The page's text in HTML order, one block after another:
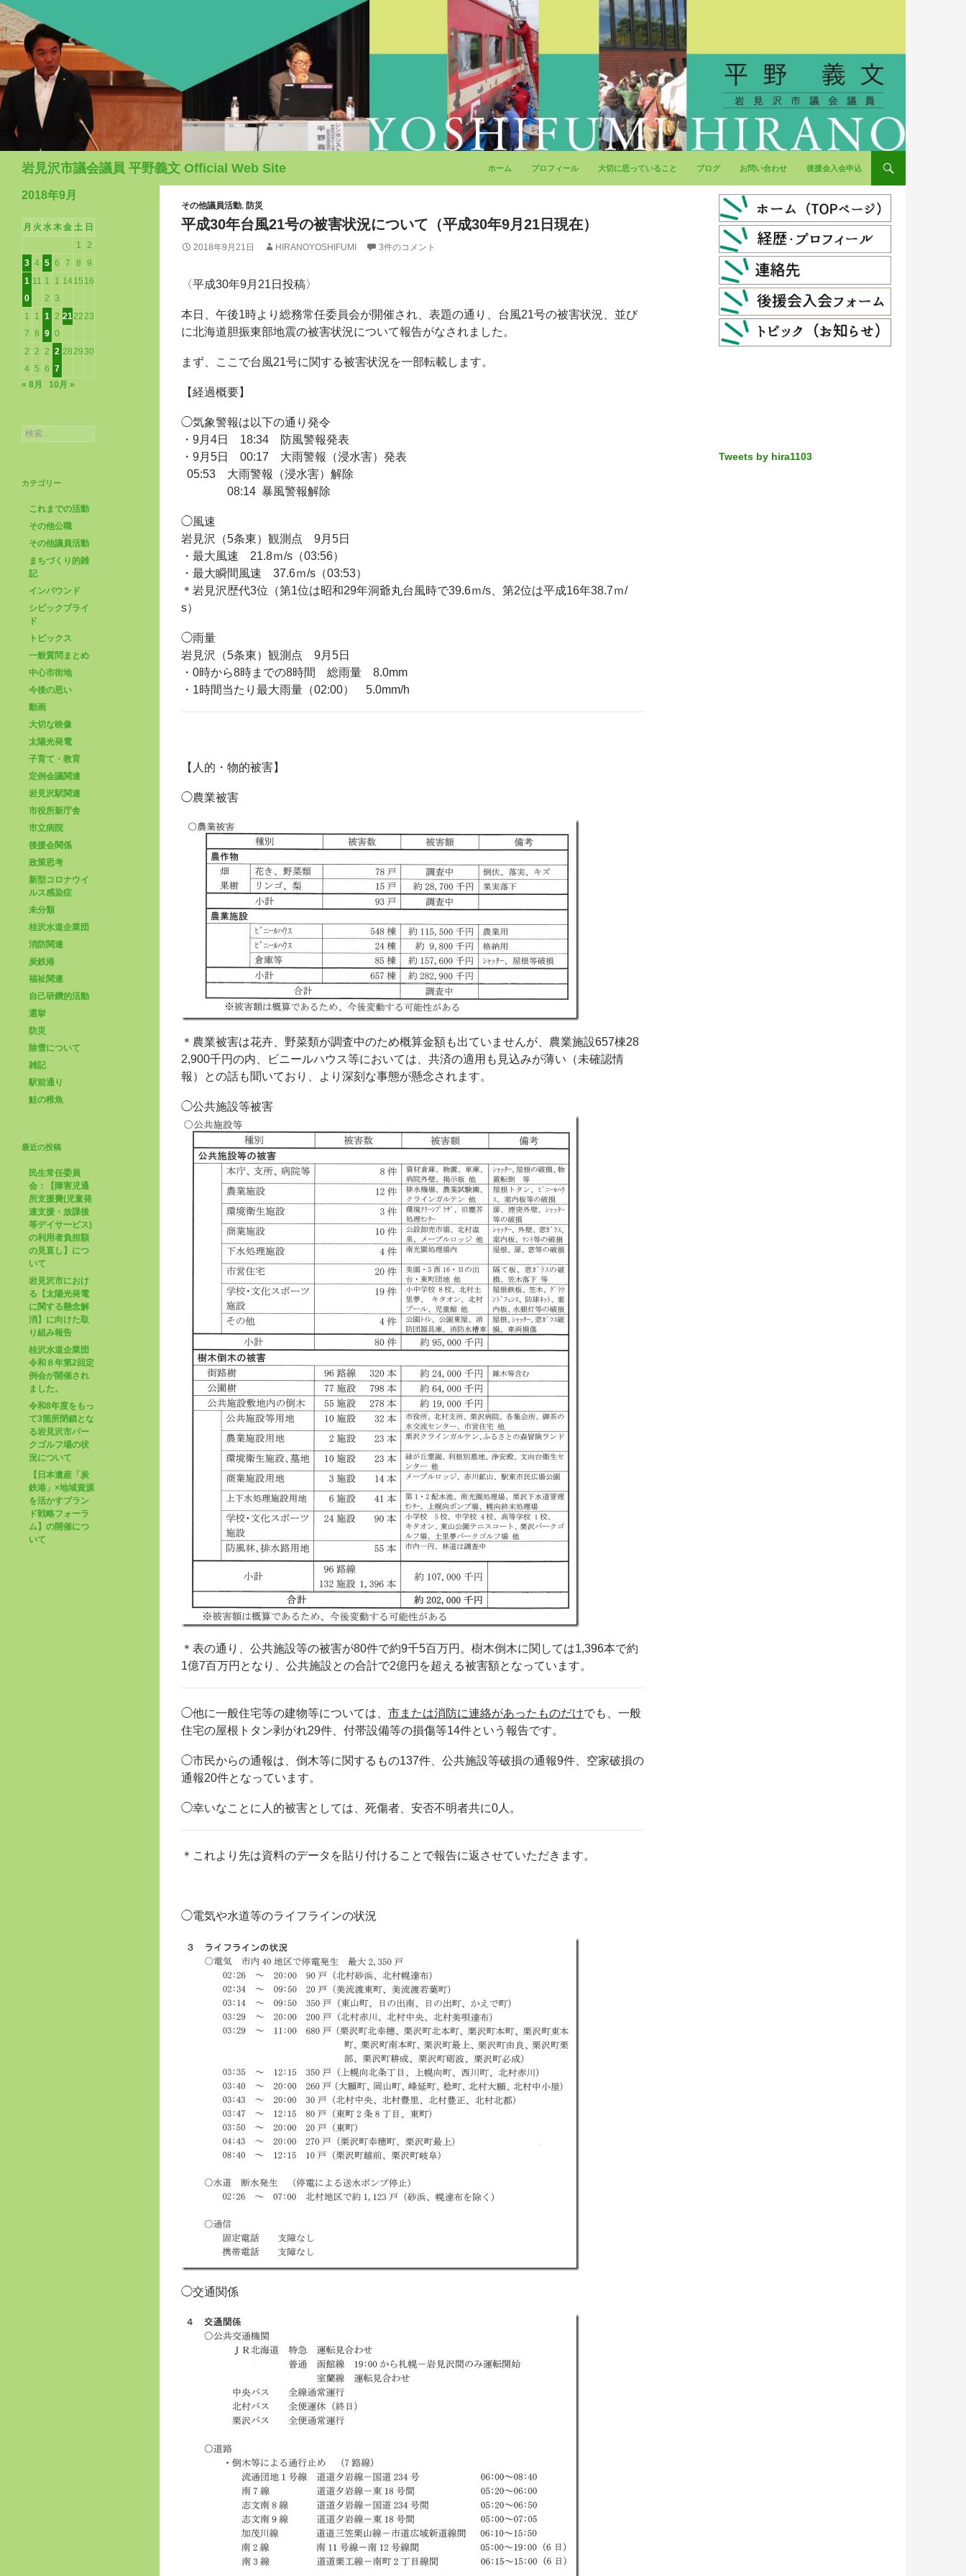
岩見沢市議会議員 平野義文 Official Web Site
ホーム
プロフィール 大切に思っていること ブログ お問い合わせ 後援会入会申込
その他議員活動, 防災
平成30年台風21号の被害状況について（平成30年9月21日現在）
2018年9月21日 HIRANOYOSHIFUMI 3件のコメント
〈平成30年9月21日投稿〉
本日、午後1時より総務常任委員会が開催され、表題の通り、台風21号の被害状況、並び
に北海道胆振東部地震の被害状況について報告がなされました。
まず、ここで台風21号に関する被害状況を一部転載します。
【経過概要】
◯気象警報は以下の通り発令
・9月4日 18:34 防風警報発表
・9月5日 00:17 大雨警報（浸水害）発表
05:53 大雨警報（浸水害）解除
08:14 暴風警報解除
◯風速
岩見沢（5条東）観測点 9月5日
・最大風速 21.8ｍ/s（03:56）
・最大瞬間風速 37.6ｍ/s（03:53）
＊岩見沢歴代3位（第1位は昭和29年洞爺丸台風時で39.6ｍ/s、第2位は平成16年38.7ｍ/
s）
◯雨量
岩見沢（5条東）観測点 9月5日
・0時から8時までの8時間 総雨量 8.0mm
・1時間当たり最大雨量（02:00） 5.0mm/h
【人的・物的被害】
◯農業被害
＊農業被害は花卉、野菜類が調査中のため概算金額も出ていませんが、農業施設657棟28
2,900千円の内、ビニールハウス等においては、共済の適用も見込みが薄い（未確認情
報）との話も聞いており、より深刻な事態が懸念されます。
◯公共施設等被害
＊表の通り、公共施設等の被害が80件で約9千5百万円。樹木倒木に関しては1,396本で約
1億7百万円となり、公共施設との合計で2億円を超える被害額となっています。
◯他に一般住宅等の建物等については、 市または消防に連絡があったものだけでも、一般
住宅の屋根トタン剥がれ29件、付帯設備等の損傷等14件という報告です。
◯市民からの通報は、倒木等に関するもの137件、公共施設等破損の通報9件、空家破損の
通報20件となっています。
◯幸いなことに人的被害としては、死傷者、安否不明者共に0人。
＊これより先は資料のデータを貼り付けることで報告に返させていただきます。
◯電気や水道等のライフラインの状況
◯交通関係
Tweets by hira1103
2018年9月
月 火 水木金 土 日
1
2
3 4 5 6 7 8
9
1
0
11 1
2
1
3
1415 16
1
7
1
8
1
9
2
0
212223
2
4
2
5
2
6
2
7
282930
« 8月 10月 »
検
索:
カテゴリー
これまでの活動
その他公職
その他議員活動
まちづくり的雑
記
インバウンド
シビックプライ
ド
トピックス
一般質問まとめ
中心市街地
今後の思い
動画
大切な映像
太陽光発電
子育て・教育
定例会議関連
岩見沢駅関連
市役所新庁舎
市立病院
後援会関係
政策思考
新型コロナウイ
ルス感染症
未分類
桂沢水道企業団
消防関連
炭鉄港
福祉関連
自己研鑽的活動
選挙
防災
除雪について
雑記
駅前通り
鮭の稚魚
最近の投稿
民生常任委員
会：【障害児通
所支援費(児童発
達支援・放課後
等デイサービス)
の利用者負担額
の見直し】につ
いて
岩見沢市におけ
る【太陽光発電
に関する懸念解
消】に向けた取
り組み報告
桂沢水道企業団
令和８年第2回定
例会が開催され
ました。
令和8年度をもっ
て3箇所閉鎖とな
る岩見沢市パー
クゴルフ場の状
況について
【日本遺産「炭
鉄港」×地域資源
を活かすブラン
ド戦略フォーラ
ム】の開催につ
いて